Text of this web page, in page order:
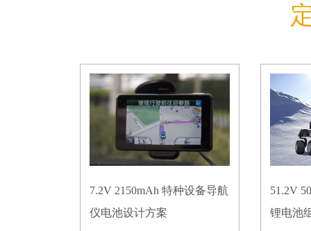
7.2V 2150mAh 特种设备导航
仪电池设计方案
51.2V
锂电池